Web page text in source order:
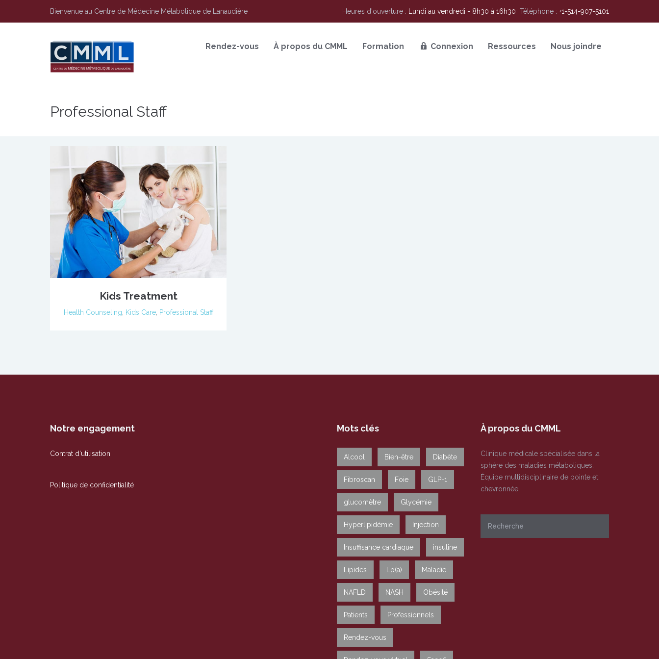
Bienvenue au Centre de Médecine Métabolique de Lanaudière Heures d'ouverture : Lundi au vendredi - 8h30 à 16h30 Téléphone : +1-514-907-5101
Rendez-vous À propos du CMML Formation Connexion Ressources Nous joindre
Professional Staff
Kids Treatment
Health Counseling Kids Care, Professional Staff
Notre engagement
Contrat d'utilisation
Politique de confidentialité
Mots clés
Alcool Bien-être Diabète
Fibroscan Foie GLP-1
glucomètre Glycémie
Hyperlipidémie Injection
Insuffisance cardiaque insuline
Lipides Lp(a) Maladie
NAFLD NASH Obésité
Patients Professionnels
Rendez-vous
À propos du CMML
Clinique médicale spécialisée dans la
sphère des maladies métaboliques.
Équipe multidisciplinaire de pointe et
chevronnée.